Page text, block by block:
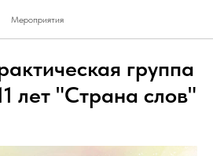
Мероприятия
группа
лет "Страна слов"